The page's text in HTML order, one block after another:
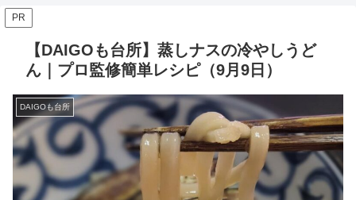
PR
【DAIGOも台所】蒸しナスの冷やしうど
ん｜プロ監修簡単レシピ（9月9日）
DAIGOも台所